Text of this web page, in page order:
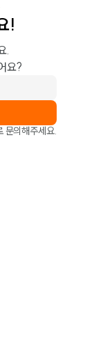
!
.
요?
문의해주세요.